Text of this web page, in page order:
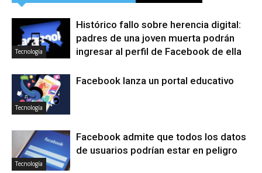
Tecnología
Histórico fallo sobre herencia digital:
padres de una joven muerta podrán
ingresar al perfil de Facebook de ella
Tecnología
Facebook lanza un portal educativo
Tecnología
Facebook admite que todos los datos
de usuarios podrían estar en peligro